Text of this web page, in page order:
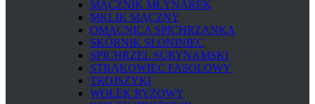
MĄCZNIK MŁYNAREK
MKLIK MĄCZNY
OMACNICA SPICHRZANKA
SKÓRNIK SŁONINIEC
SPICHRZEL SURYNAMSKI
STRĄKOWIEC FASOLOWY
TROJSZYKI
WOŁEK RYŻOWY